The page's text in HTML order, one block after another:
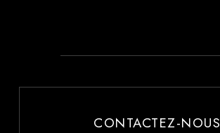
CONTACTEZ-NOUS